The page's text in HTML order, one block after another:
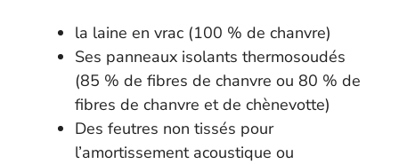
la laine en vrac (100 % de chanvre)
Ses panneaux isolants thermosoudés
(85 % de fibres de chanvre ou 80 % de
fibres de chanvre et de chènevotte)
Des feutres non tissés pour
l’amortissement acoustique ou